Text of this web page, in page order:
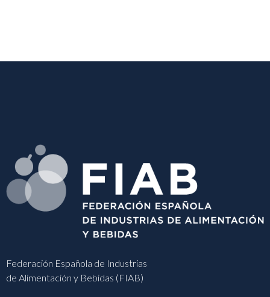
Federación Española de Industrias
de Alimentación y Bebidas (FIAB)